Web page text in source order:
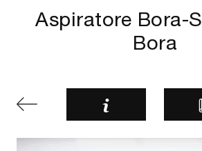
Aspiratore Bora-
Bora